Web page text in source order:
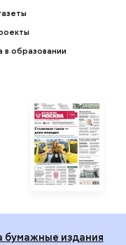
в образовании
бумажные издания